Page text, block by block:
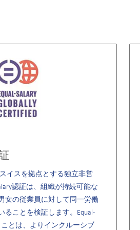
スイスを拠点とする独立非営
認証は、組織が持続可能な
女の従業員に対して同一労働
ることを検証します。Equal-
とは、よりインクルーシブ